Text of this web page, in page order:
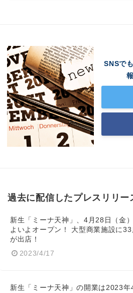
SNSで
過去に配信したプレスリリー
新生「ミーナ天神」、4月28日（金
よいよオープン！ 大型商業施設に33
が出店！
2023/4/17
新生「ミーナ天神」の開業は2023年